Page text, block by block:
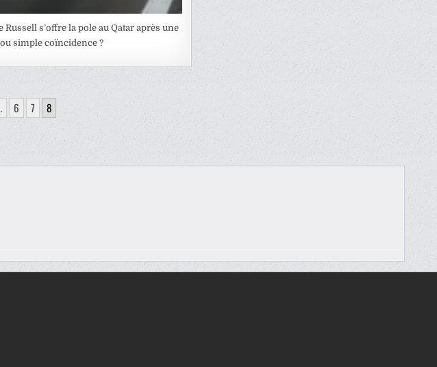
s’offre la pole au Qatar après une
simple coïncidence ?
6 7 8